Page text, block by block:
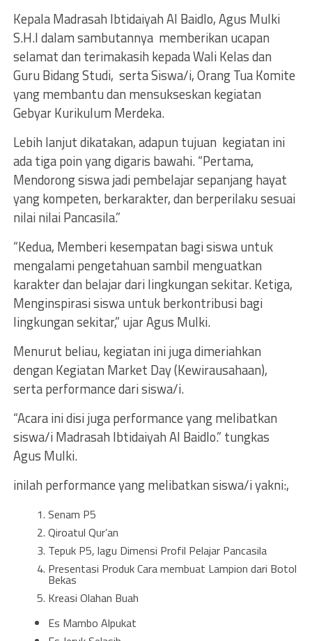
Kepala Madrasah Ibtidaiyah Al Baidlo, Agus Mulki
S.H.I dalam sambutannya memberikan ucapan
selamat dan terimakasih kepada Wali Kelas dan
Guru Bidang Studi, serta Siswa/i, Orang Tua Komite
yang membantu dan mensukseskan kegiatan
Gebyar Kurikulum Merdeka.
Lebih lanjut dikatakan, adapun tujuan kegiatan ini
ada tiga poin yang digaris bawahi. “Pertama,
Mendorong siswa jadi pembelajar sepanjang hayat
yang kompeten, berkarakter, dan berperilaku sesuai
nilai nilai Pancasila.”
“Kedua, Memberi kesempatan bagi siswa untuk
mengalami pengetahuan sambil menguatkan
karakter dan belajar dari lingkungan sekitar. Ketiga,
Menginspirasi siswa untuk berkontribusi bagi
lingkungan sekitar,” ujar Agus Mulki.
Menurut beliau, kegiatan ini juga dimeriahkan
dengan Kegiatan Market Day (Kewirausahaan),
serta performance dari siswa/i.
“Acara ini disi juga performance yang melibatkan
siswa/i Madrasah Ibtidaiyah Al Baidlo.” tungkas
Agus Mulki.
inilah performance yang melibatkan siswa/i yakni:,
Senam P5
Qiroatul Qur’an
Tepuk P5, lagu Dimensi Profil Pelajar Pancasila
Presentasi Produk Cara membuat Lampion dari Botol
Bekas
Kreasi Olahan Buah
Es Mambo Alpukat